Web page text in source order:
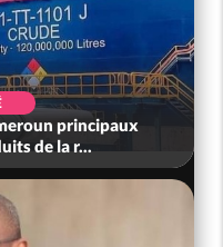
principaux
de la r...